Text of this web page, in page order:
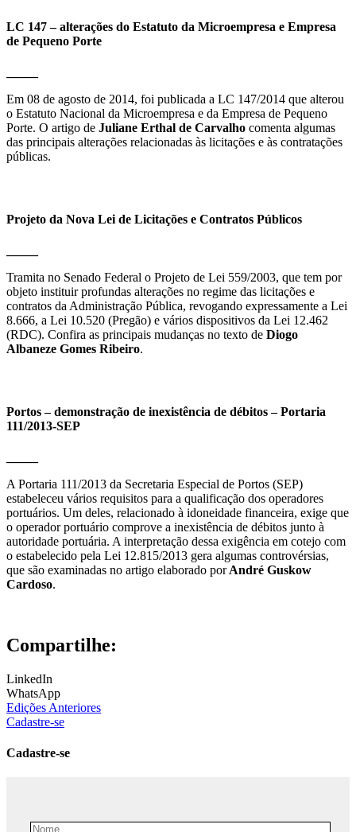
LC 147 – alterações do Estatuto da Microempresa e Empresa
de Pequeno Porte
Em 08 de agosto de 2014, foi publicada a LC 147/2014 que alterou
o Estatuto Nacional da Microempresa e da Empresa de Pequeno
Porte. O artigo de Juliane Erthal de Carvalho comenta algumas
das principais alterações relacionadas às licitações e às contratações
públicas.
Projeto da Nova Lei de Licitações e Contratos Públicos
Tramita no Senado Federal o Projeto de Lei 559/2003, que tem por
objeto instituir profundas alterações no regime das licitações e
contratos da Administração Pública, revogando expressamente a Lei
8.666, a Lei 10.520 (Pregão) e vários dispositivos da Lei 12.462
(RDC). Confira as principais mudanças no texto de Diogo
Albaneze Gomes Ribeiro.
Portos – demonstração de inexistência de débitos – Portaria
111/2013-SEP
A Portaria 111/2013 da Secretaria Especial de Portos (SEP)
estabeleceu vários requisitos para a qualificação dos operadores
portuários. Um deles, relacionado à idoneidade financeira, exige que
o operador portuário comprove a inexistência de débitos junto à
autoridade portuária. A interpretação dessa exigência em cotejo com
o estabelecido pela Lei 12.815/2013 gera algumas controvérsias,
que são examinadas no artigo elaborado porAndré Guskow
Cardoso.
Compartilhe:
LinkedIn
WhatsApp
Edições Anteriores
Cadastre-se
Cadastre-se